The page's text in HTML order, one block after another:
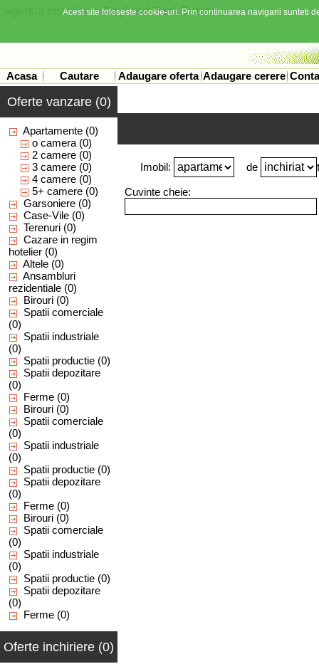
Agentia imobiliara Cityland Real Estate
Acasa Cautare Adaugare oferta Adaugare cerere
Oferte vanzare (0)
Apartamente (0)
o camera (0)
2 camere (0)
3 camere (0)
4 camere (0)
5+ camere (0)
Garsoniere (0)
Case-Vile (0)
Terenuri (0)
Cazare in regim
hotelier (0)
Altele (0)
Ansambluri
rezidentiale (0)
Birouri (0)
Spatii comerciale
(0)
Spatii industriale
(0)
Spatii productie (0)
Spatii depozitare
(0)
Ferme (0)
Birouri (0)
Spatii comerciale
(0)
Spatii industriale
(0)
Spatii productie (0)
Spatii depozitare
(0)
Ferme (0)
Birouri (0)
Spatii comerciale
(0)
Spatii industriale
(0)
Spatii productie (0)
Spatii depozitare
(0)
Ferme (0)
Oferte inchiriere (0)
Imobil: de
Cuvinte cheie:
Acest site foloseste cookie-uri. Prin continuarea navigarii sunteti